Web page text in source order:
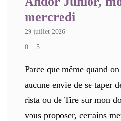
mercredi
29 juillet 2026
0 5
Parce que même quand
aucune envie de se taper
rista ou de Tire sur mon
vous proposer, certains